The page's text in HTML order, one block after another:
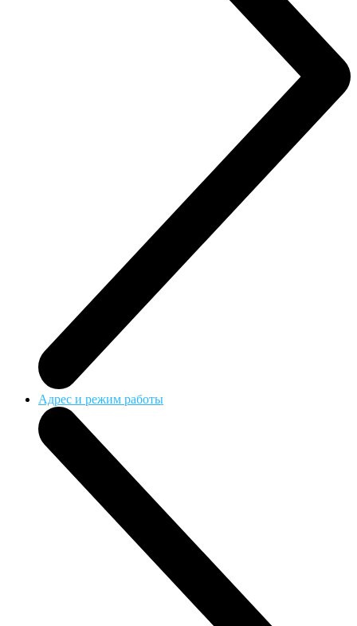
Адрес и режим работы